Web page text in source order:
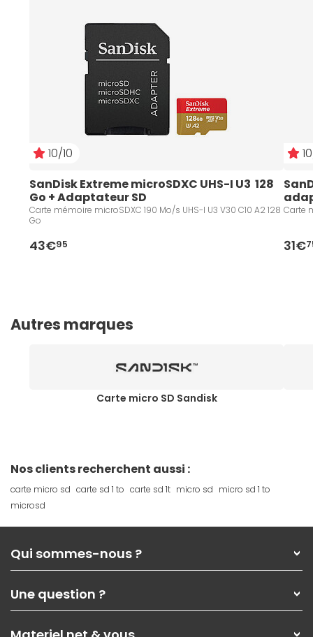
10/10
SanDisk Extreme microSDXC UHS-I U3  128
Go + Adaptateur SD
Carte mémoire microSDXC 190 Mo/s UHS-I U3 V30 C10 A2 128
Go
43€95
Carte
31€
Autres marques
Carte micro SD Sandisk
Nos clients recherchent aussi :
carte micro sd carte sd 1 to carte sd 1t micro sd micro sd 1 to
microsd
Qui sommes-nous ?
Nos services
Les magasins Materiel.net
Nos solutions pour les pros
Une question ?